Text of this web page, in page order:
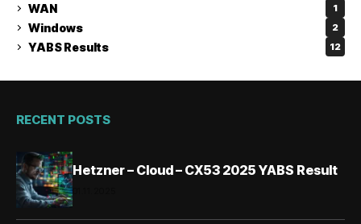
WAN 1
Windows 2
YABS Results 12
RECENT POSTS
Hetzner – Cloud – CX53 2025 YABS Result